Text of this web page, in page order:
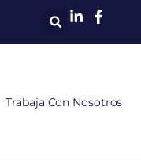
Trabaja Con Nosotros